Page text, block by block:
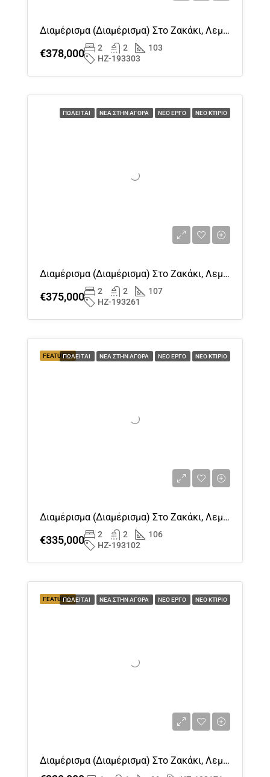
Διαμέρισμα (διαμέρισμα) Στο Ζακάκι, Λεμεσός Προς Πώληση
€378,000 2 2
103
HZ-193303
ΠΩΛΕΊΤΑΙ ΝΈΑ ΣΤΗΝ ΑΓΟΡΆ ΝΈΟ ΈΡΓΟ ΝΈΟ ΚΤΊΡΙΟ
Διαμέρισμα (διαμέρισμα) Στο Ζακάκι, Λεμεσός Προς Πώληση
€375,000 2 2
107
HZ-193261
FEATUREDΠΩΛΕΊΤΑΙ ΝΈΑ ΣΤΗΝ ΑΓΟΡΆ ΝΈΟ ΈΡΓΟ ΝΈΟ ΚΤΊΡΙΟ
Διαμέρισμα (διαμέρισμα) Στο Ζακάκι, Λεμεσός Προς Πώληση
€335,000 2 2
106
HZ-193102
FEATUREDΠΩΛΕΊΤΑΙ ΝΈΑ ΣΤΗΝ ΑΓΟΡΆ ΝΈΟ ΈΡΓΟ ΝΈΟ ΚΤΊΡΙΟ
Διαμέρισμα (διαμέρισμα) Στο Ζακάκι, Λεμεσός Προς Πώληση